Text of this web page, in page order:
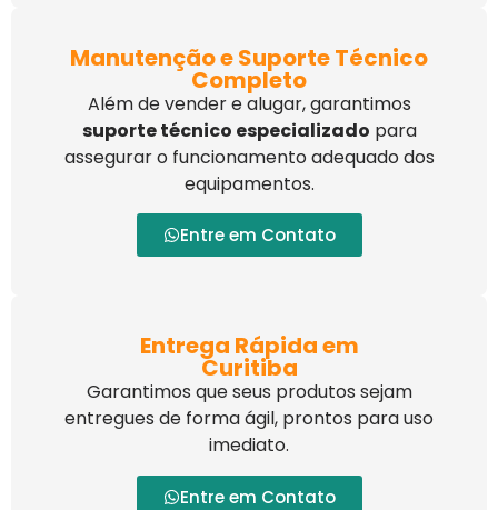
Manutenção e Suporte Técnico
Completo
Além de vender e alugar, garantimos
suporte técnico especializado para
assegurar o funcionamento adequado dos
equipamentos.
Entre em Contato
Entrega Rápida em
Curitiba
Garantimos que seus produtos sejam
entregues de forma ágil, prontos para uso
imediato.
Entre em Contato